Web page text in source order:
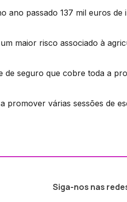
ano passado 137 mil euros de
maior risco associado à
de seguro que cobre toda a
promover várias sessões de
Siga-nos nas